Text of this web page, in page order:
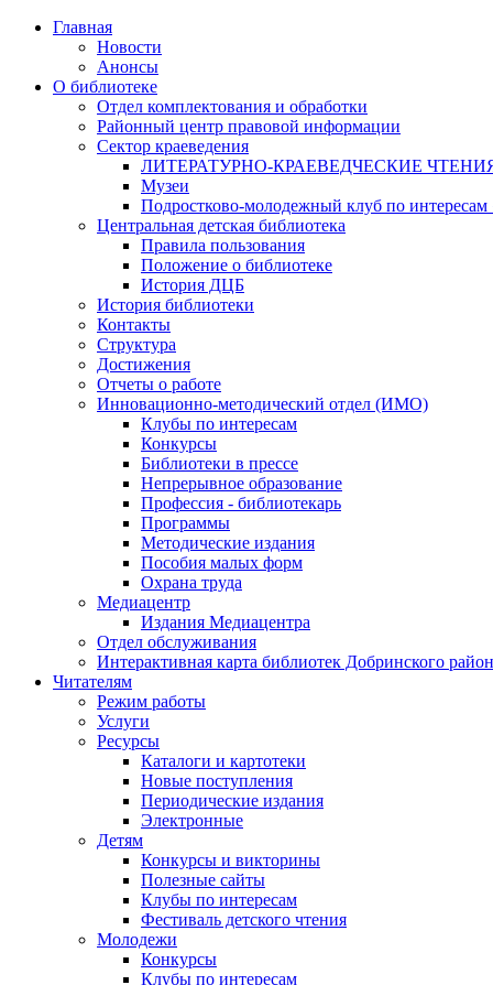
Главная
Новости
Анонсы
О библиотеке
Отдел комплектования и обработки
Районный центр правовой информации
Сектор краеведения
ЛИТЕРАТУРНО-КРАЕВЕДЧЕСКИЕ
Музеи
Подростково-молодежный клуб по интересам
Центральная детская библиотека
Правила пользования
Положение о библиотеке
История ДЦБ
История библиотеки
Контакты
Структура
Достижения
Отчеты о работе
Инновационно-методический отдел (ИМО)
Клубы по интересам
Конкурсы
Библиотеки в прессе
Непрерывное образование
Профессия - библиотекарь
Программы
Методические издания
Пособия малых форм
Охрана труда
Медиацентр
Издания Медиацентра
Отдел обслуживания
Интерактивная карта библиотек Добринского
Читателям
Режим работы
Услуги
Ресурсы
Каталоги и картотеки
Новые поступления
Периодические издания
Электронные
Детям
Конкурсы и викторины
Полезные сайты
Клубы по интересам
Фестиваль детского чтения
Молодежи
Конкурсы
Клубы по интересам